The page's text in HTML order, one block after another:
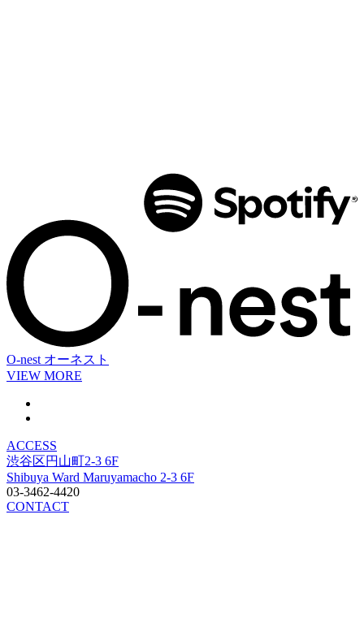
O-nest オーネスト
VIEW MORE
ACCESS
渋谷区円山町2-3 6F
Shibuya Ward Maruyamacho 2-3 6F
03-3462-4420
CONTACT